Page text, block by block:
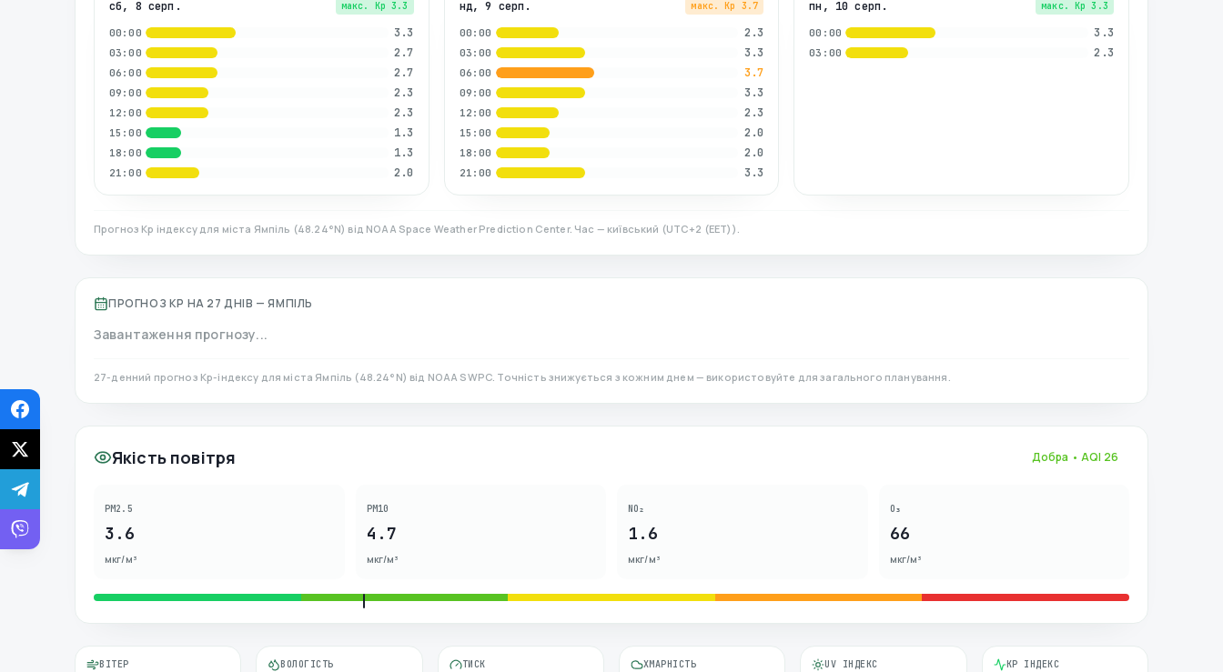
сб, 8 серп. макс. Kp 3.3
00:00 3.3
03:00 2.7
06:00 2.7
09:00 2.3
12:00 2.3
15:00 1.3
18:00 1.3
21:00 2.0
нд, 9 серп. макс. Kp 3.7
00:00 2.3
03:00 3.3
06:00 3.7
09:00 3.3
12:00 2.3
15:00 2.0
18:00 2.0
21:00 3.3
пн, 10 серп. макс. Kp 3.3
00:00 3.3
03:00 2.3
Прогноз Kp індексу для міста Ямпіль (48.24°N) від NOAA Space Weather Prediction Center. Час — київський (UTC+2 (EET) ).
ПРОГНОЗ KP НА 27 ДНІВ — ЯМПІЛЬ
Завантаження прогнозу...
27-денний прогноз Kp-індексу для міста Ямпіль (48.24°N) від NOAA SWPC. Точність знижується з кожним днем — використовуйте для загального планування.
Якість повітря Добра • AQI 26
PM2.5
3.6
мкг/м³
PM10
4.7
мкг/м³
NO₂
1.6
мкг/м³
O₃
66
мкг/м³
ВІТЕР ВОЛОГІСТЬ ТИСК ХМАРНІСТЬ UV ІНДЕКС KP ІНДЕКС